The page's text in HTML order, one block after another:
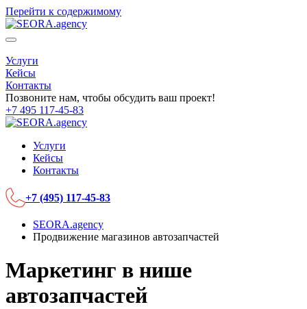
Перейти к содержимому
Услуги
Кейсы
Контакты
Позвоните нам, чтобы обсудить ваш проект!
+7 495 117-45-83
Услуги
Кейсы
Контакты
+7 (495) 117-45-83
SEORA.agency
Продвижение магазинов автозапчастей
Маркетинг в нише
автозапчастей